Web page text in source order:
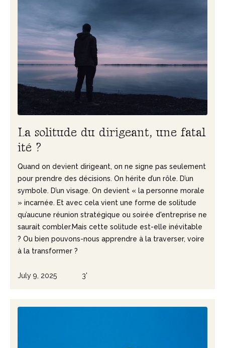
La solitude du dirigeant, une fatal
ité ?
Quand on devient dirigeant, on ne signe pas seulement
pour prendre des décisions. On hérite d’un rôle. D’un
symbole. D’un visage. On devient « la personne morale
» incarnée. Et avec cela vient une forme de solitude
qu’aucune réunion stratégique ou soirée d'entreprise ne
saurait combler.Mais cette solitude est-elle inévitable
? Ou bien pouvons-nous apprendre à la traverser, voire
à la transformer ?
July 9, 2025 3'